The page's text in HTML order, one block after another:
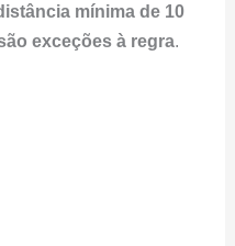
mínima de 10
exceções à regra.